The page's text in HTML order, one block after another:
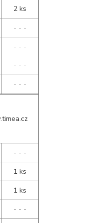
2 ks
- - -
- - -
- - -
- - -
- - -
1 ks
1 ks
- - -